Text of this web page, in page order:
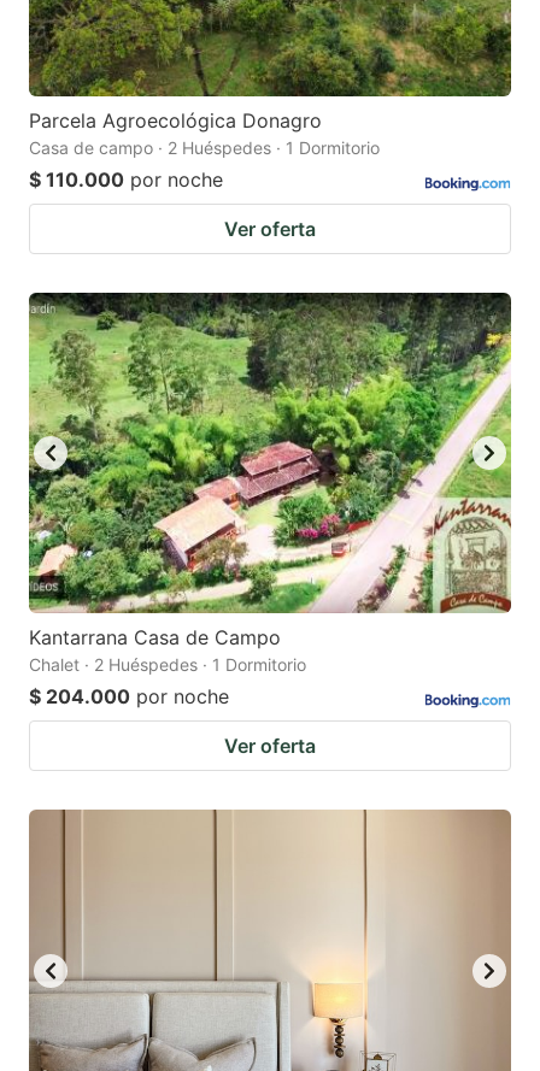
Parcela Agroecológica Donagro
Casa de campo · 2 Huéspedes · 1 Dormitorio
$ 110.000 por noche
Ver oferta
Kantarrana Casa de Campo
Chalet · 2 Huéspedes · 1 Dormitorio
$ 204.000 por noche
Ver oferta